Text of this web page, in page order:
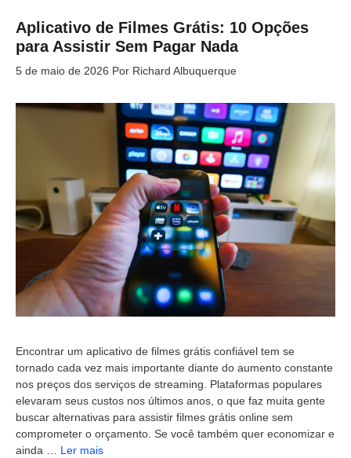
Aplicativo de Filmes Grátis: 10 Opções
para Assistir Sem Pagar Nada
5 de maio de 2026 Por Richard Albuquerque
Encontrar um aplicativo de filmes grátis confiável tem se
tornado cada vez mais importante diante do aumento constante
nos preços dos serviços de streaming. Plataformas populares
elevaram seus custos nos últimos anos, o que faz muita gente
buscar alternativas para assistir filmes grátis online sem
comprometer o orçamento. Se você também quer economizar e
ainda … Ler mais